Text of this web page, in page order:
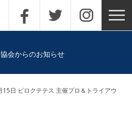
会からのお知らせ
15日 ピロクテテス 主催プロ＆トライアウ